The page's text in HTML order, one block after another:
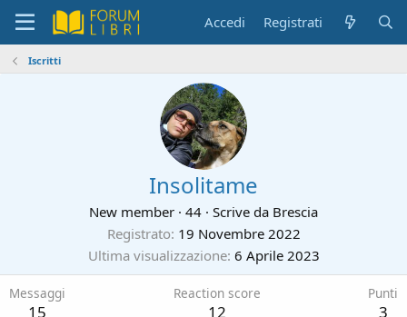
Accedi Registrati
Iscritti
Insolitame
New member · 44 · Scrive da Brescia
Registrato 19 Novembre 2022
Ultima visualizzazione 6 Aprile 2023
Messaggi
15
Reaction score
12
Punti
3